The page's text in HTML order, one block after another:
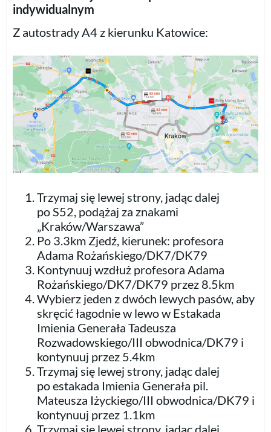
indywidualnym
Z autostrady A4 z kierunku Katowice:
Trzymaj się lewej strony, jadąc dalej
po S52, podążaj za znakami
„Kraków/Warszawa”
Po 3.3km Zjedź, kierunek: profesora
Adama Rożańskiego/DK7/DK79
Kontynuuj wzdłuż profesora Adama
Rożańskiego/DK7/DK79 przez 8.5km
Wybierz jeden z dwóch lewych pasów, aby
skręcić łagodnie w lewo w Estakada
Imienia Generała Tadeusza
Rozwadowskiego/III obwodnica/DK79 i
kontynuuj przez 5.4km
Trzymaj się lewej strony, jadąc dalej
po estakada Imienia Generała pil.
Mateusza Iżyckiego/III obwodnica/DK79 i
kontynuuj przez 1.1km